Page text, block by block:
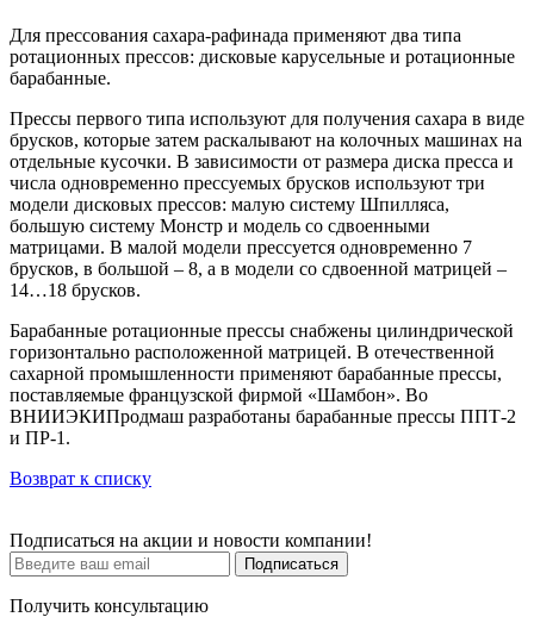
Для прессования сахара-рафинада применяют два типа
ротационных прессов: дисковые карусельные и ротационные
барабанные.
Прессы первого типа используют для получения сахара в виде
брусков, которые затем раскалывают на колочных машинах на
отдельные кусочки. В зависимости от размера диска пресса и
числа одновременно прессуемых брусков используют три
модели дисковых прессов: малую систему Шпилляса,
большую систему Монстр и модель со сдвоенными
матрицами. В малой модели прессуется одновременно 7
брусков, в большой – 8, а в модели со сдвоенной матрицей –
14…18 брусков.
Барабанные ротационные прессы снабжены цилиндрической
горизонтально расположенной матрицей. В отечественной
сахарной промышленности применяют барабанные прессы,
поставляемые французской фирмой «Шамбон». Во
ВНИИЭКИПродмаш разработаны барабанные прессы ППТ-2
и ПР-1.
Возврат к списку
Подписаться на акции и новости компании!
Подписаться
Получить консультацию